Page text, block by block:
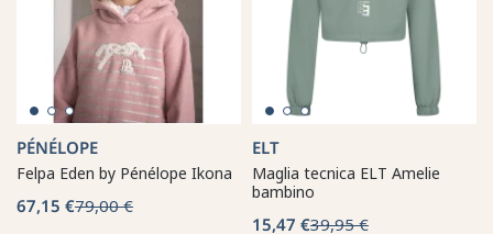
PÉNÉLOPE
Felpa Eden by Pénélope Ikona
67,15 €79,00 €
ELT
Maglia tecnica ELT Amelie
bambino
15,47 €39,95 €